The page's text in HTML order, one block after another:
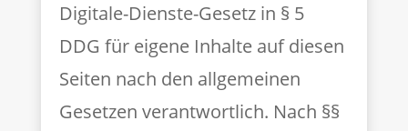
Digitale-Dienste-Gesetz in § 5
DDG für eigene Inhalte auf diesen
Seiten nach den allgemeinen
Gesetzen verantwortlich. Nach §§